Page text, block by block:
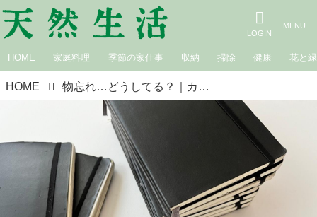
HOME 家庭料理 季節の家仕事 収納 掃除 健康 花と緑
HOME 物忘れ…どうしてる？｜カフェロッタ桜井かおりの雑記帖“楽しみは見つけるもの”